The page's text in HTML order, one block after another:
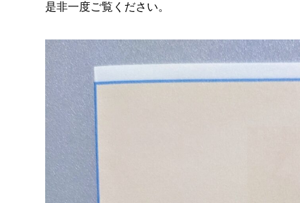
是非一度ご覧ください。